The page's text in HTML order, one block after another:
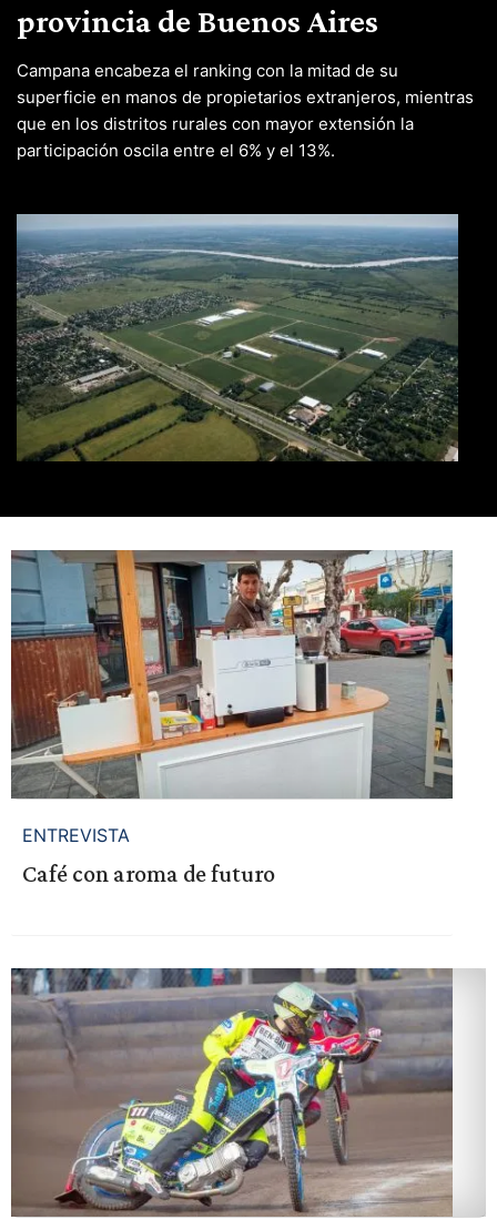
provincia de Buenos Aires
Campana encabeza el ranking con la mitad de su
superficie en manos de propietarios extranjeros, mientras
que en los distritos rurales con mayor extensión la
participación oscila entre el 6% y el 13%.
ENTREVISTA
Café con aroma de futuro